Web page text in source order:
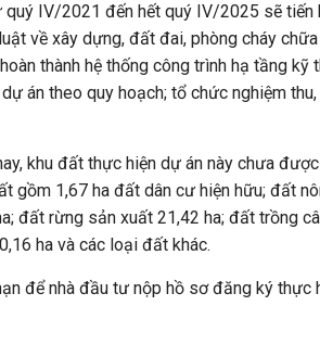
quý IV/2021 đến hết quý IV/2025 sẽ tiến
về xây dựng, đất đai, phòng cháy
thành hệ thống công trình hạ tầng kỹ
án theo quy hoạch; tổ chức nghiệm
khu đất thực hiện dự án này chưa
gồm 1,67 ha đất dân cư hiện hữu; đất
đất rừng sản xuất 21,42 ha; đất trồng
ha và các loại đất khác.
để nhà đầu tư nộp hồ sơ đăng ký